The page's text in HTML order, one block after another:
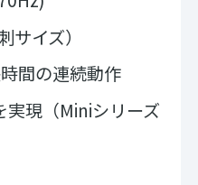
イズ）
間の連続動作
現（Miniシリーズ